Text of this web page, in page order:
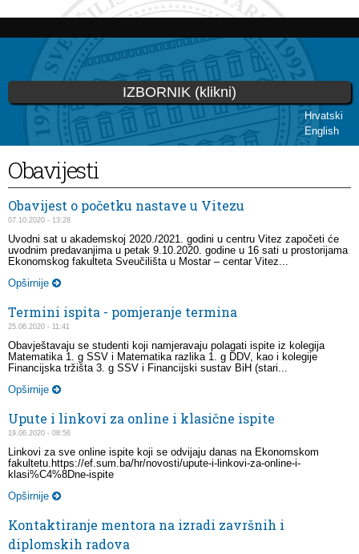
Skoči
glavni
sadržaj
Hrvatski
English
IZBORNIK (klikni)
Vi ste ovdje
Obavijesti
Obavijest o početku nastave u Vitezu
07.10.2020 - 13:28
Uvodni sat u akademskoj 2020./2021. godini u centru Vitez započeti će
uvodnim predavanjima u petak 9.10.2020. godine u 16 sati u prostorijama
Ekonomskog fakulteta Sveučilišta u Mostar – centar Vitez...
Opširnije
Termini ispita - pomjeranje termina
25.06.2020 - 11:41
Obavještavaju se studenti koji namjeravaju polagati ispite iz kolegija
Matematika 1. g SSV i Matematika razlika 1. g DDV, kao i kolegije
Financijska tržišta 3. g SSV i Financijski sustav BiH (stari...
Opširnije
Upute i linkovi za online i klasične ispite
19.06.2020 - 08:56
Linkovi za sve online ispite koji se odvijaju danas na Ekonomskom
fakultetu.https://ef.sum.ba/hr/novosti/upute-i-linkovi-za-online-i-
klasi%C4%8Dne-ispite
Opširnije
Kontaktiranje mentora na izradi završnih i
diplomskih radova